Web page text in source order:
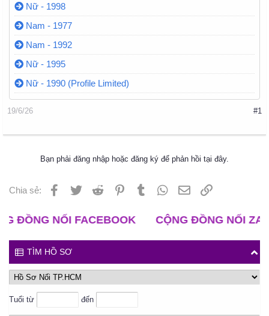
Nữ - 1998
Nam - 1977
Nam - 1992
Nữ - 1995
Nữ - 1990 (Profile Limited)
#1
19/6/26
Bạn phải đăng nhập hoặc đăng ký để phản hồi tại đây.
Chia sẻ: Facebook
Twitter Reddit PinterestTumblr WhatsApp
Email
NỐI FACEBOOK CỘNG ĐỒNG NỐI ZALO
TÌM HỒ SƠ
Tuổi từ đến